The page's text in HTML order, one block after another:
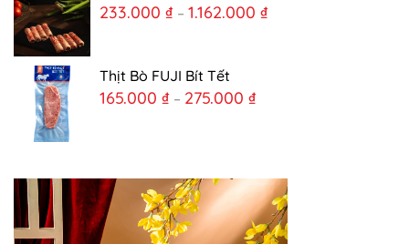
233.000 ₫ – 1.162.000 ₫
Thịt Bò FUJI Bít Tết
165.000 ₫ – 275.000 ₫